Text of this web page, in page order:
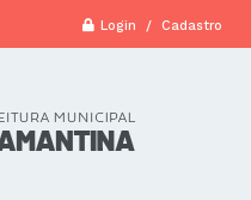
Login / Cadastro